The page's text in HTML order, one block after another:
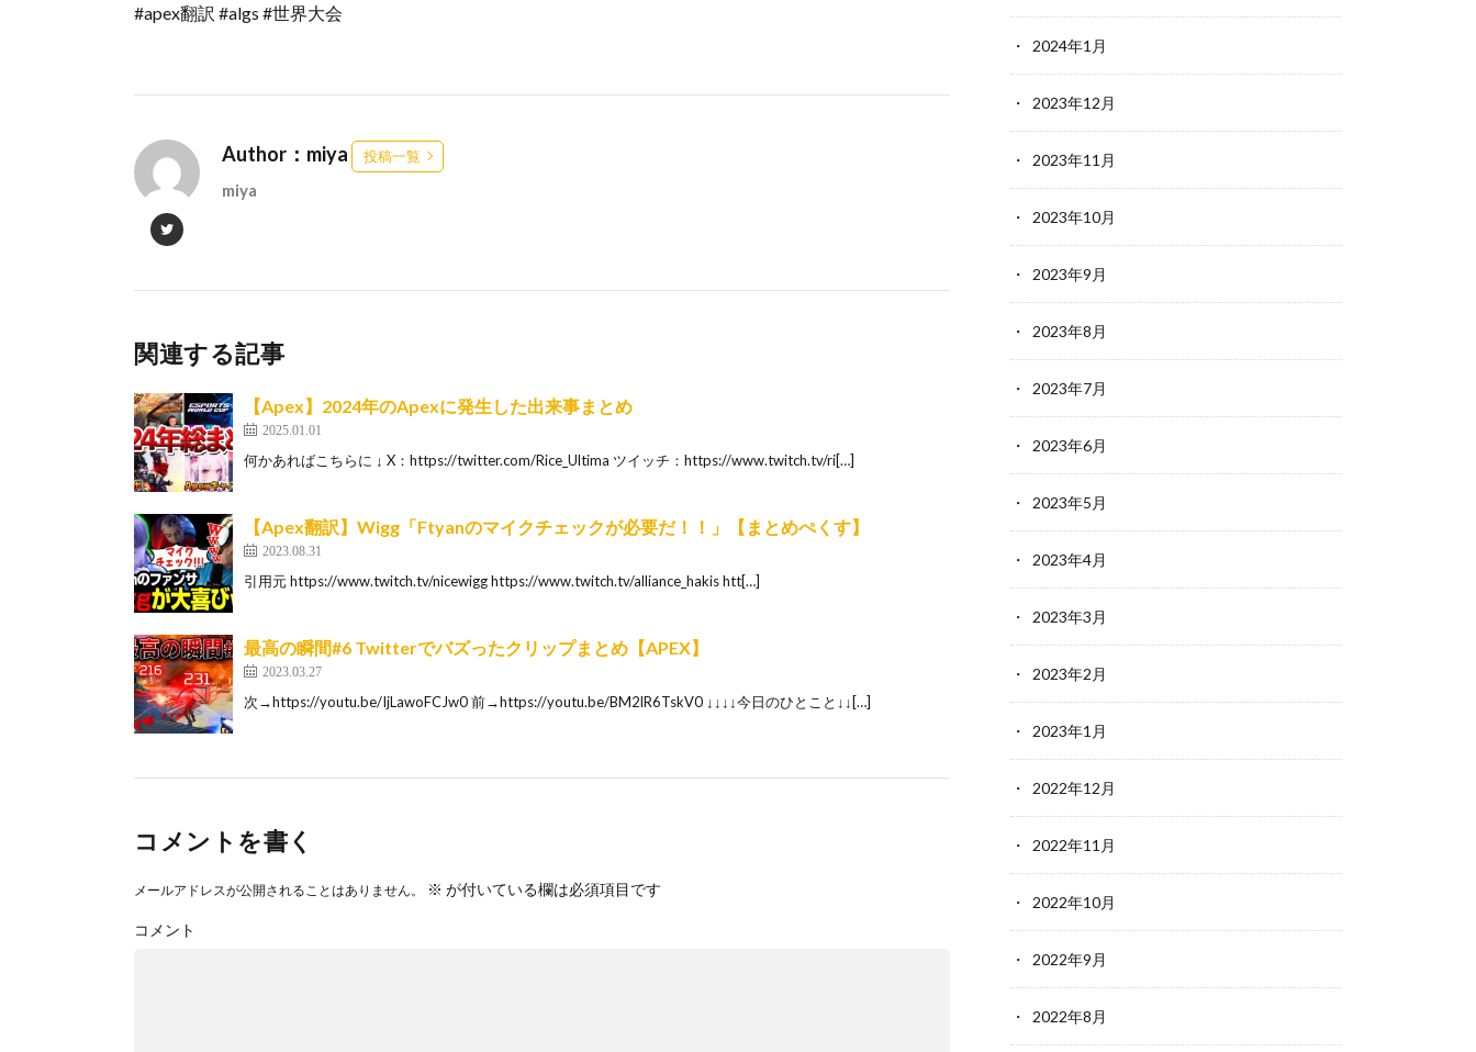
#apex翻訳 #algs #世界大会
Author：miya 投稿一覧
miya
関連する記事
【Apex】2024年のApexに発生した出来事まとめ
2025.01.01
何かあればこちらに ↓ X：https://twitter.com/Rice_Ultima ツイッチ：https://www.twitch.tv/ri[…]
【Apex翻訳】Wigg「Ftyanのマイクチェックが必要だ！！」【まとめぺくす】
2023.08.31
引用元 https://www.twitch.tv/nicewigg https://www.twitch.tv/alliance_hakis htt[…]
最高の瞬間#6 Twitterでバズったクリップまとめ【APEX】
2023.03.27
次→https://youtu.be/IjLawoFCJw0 前→https://youtu.be/BM2lR6TskV0 ↓↓↓↓今日のひとこと↓↓[…]
コメントを書く
メールアドレスが公開されることはありません。 ※ が付いている欄は必須項目です
コメント
2024年1月
2023年12月
2023年11月
2023年10月
2023年9月
2023年8月
2023年7月
2023年6月
2023年5月
2023年4月
2023年3月
2023年2月
2023年1月
2022年12月
2022年11月
2022年10月
2022年9月
2022年8月